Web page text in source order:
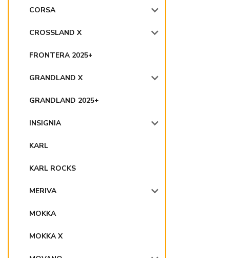
CORSA
CROSSLAND X
FRONTERA 2025+
GRANDLAND X
GRANDLAND 2025+
INSIGNIA
KARL
KARL ROCKS
MERIVA
MOKKA
MOKKA X